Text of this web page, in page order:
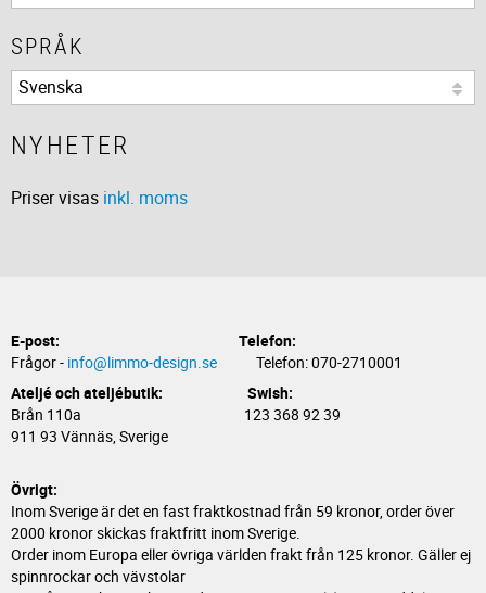
SPRÅK
NYHETER
Priser visas inkl. moms
E-post:
Telefon:
Frågor - info@limmo-design.se Telefon: 070-2710001
Ateljé och ateljébutik: Swish:
Brån 110a 123 368 92 39
911 93 Vännäs, Sverige
Övrigt:
Inom Sverige är det en fast fraktkostnad från 59 kronor, order över
2000 kronor skickas fraktfritt inom Sverige.
Order inom Europa eller övriga världen frakt från 125 kronor. Gäller ej
spinnrockar och vävstolar